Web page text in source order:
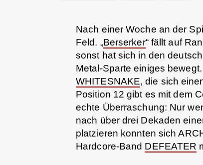
Nach einer Woche an der
Feld. „Berserker“ fällt auf
sonst hat sich in den
Metal-Sparte einiges
WHITESNAKE, die sich
Position 12 gibt es mit dem
echte Überraschung: Nur
nach über drei Dekaden
platzieren konnten sich
Hardcore-Band DEFEATER